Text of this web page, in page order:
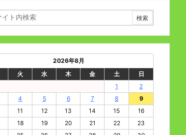
2026年8月
火 水 木 金 土
日
1
2
4 5 6 7 8
9
11 12 13 14 15
16
18 19 20 21 22
23